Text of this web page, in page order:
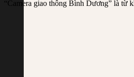
“Camera giao thông Bình Dương” là từ